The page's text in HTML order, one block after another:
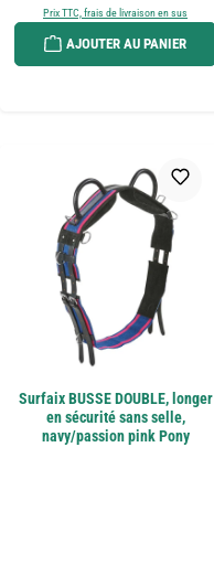
Prix TTC, frais de livraison en sus
AJOUTER AU PANIER
Surfaix BUSSE DOUBLE, longer
en sécurité sans selle,
navy/passion pink Pony